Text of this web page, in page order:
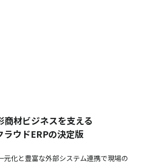
商材ビジネスを支える
ラウドERPの決定版
元化と豊富な外部システム連携で現場の